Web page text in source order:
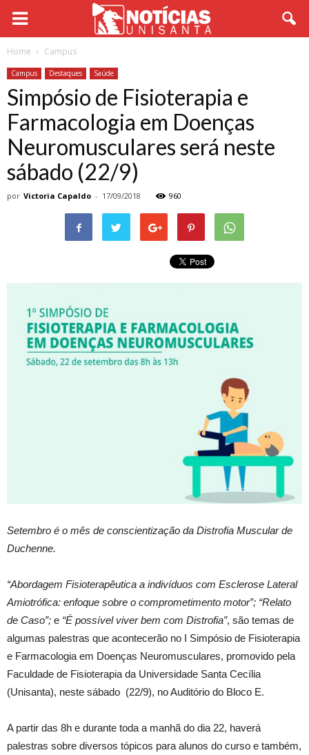
Home Campus
Campus Destaques Saúde
Simpósio de Fisioterapia e
Farmacologia em Doenças
Neuromusculares será neste
sábado (22/9)
por Victoria Capaldo - 17/09/2018 960
Setembro é o mês de conscientização da Distrofia Muscular de
Duchenne.
“Abordagem Fisioterapêutica a indivíduos com Esclerose Lateral
Amiotrófica: enfoque sobre o comprometimento motor”; “Relato
de Caso”; e “É possível viver bem com Distrofia”, são temas de
algumas palestras que acontecerão no I Simpósio de Fisioterapia
e Farmacologia em Doenças Neuromusculares, promovido pela
Faculdade de Fisioterapia da Universidade Santa Cecília
(Unisanta), neste sábado (22/9), no Auditório do Bloco E.
A partir das 8h e durante toda a manhã do dia 22, haverá
palestras sobre diversos tópicos para alunos do curso e também,